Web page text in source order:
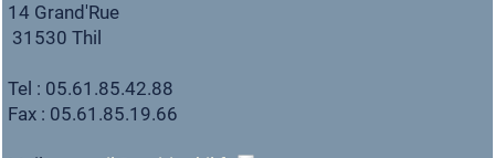
14 Grand'Rue
31530 Thil
Tel : 05.61.85.42.88
Fax : 05.61.85.19.66